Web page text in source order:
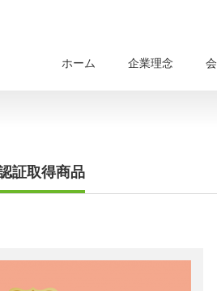
ホーム 企業理念
証取得商品